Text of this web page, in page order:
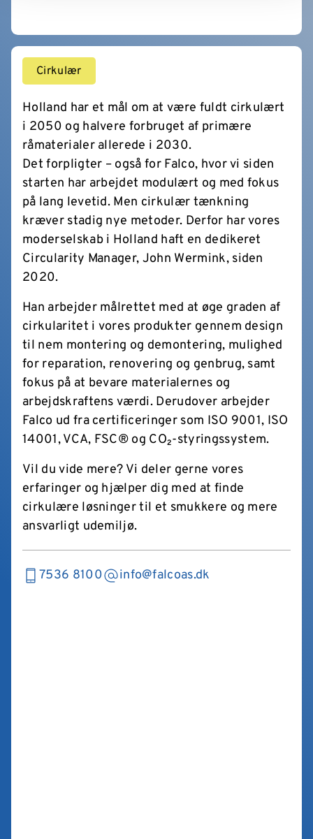
Cirkulær
Holland har et mål om at være fuldt cirkulært
i 2050 og halvere forbruget af primære
råmaterialer allerede i 2030.
Det forpligter – også for Falco, hvor vi siden
starten har arbejdet modulært og med fokus
på lang levetid. Men cirkulær tænkning
kræver stadig nye metoder. Derfor har vores
moderselskab i Holland haft en dedikeret
Circularity Manager, John Wermink, siden
2020.
Han arbejder målrettet med at øge graden af
cirkularitet i vores produkter gennem design
til nem montering og demontering, mulighed
for reparation, renovering og genbrug, samt
fokus på at bevare materialernes og
arbejdskraftens værdi. Derudover arbejder
Falco ud fra certificeringer som ISO 9001, ISO
14001, VCA, FSC® og CO₂-styringssystem.
Vil du vide mere? Vi deler gerne vores
erfaringer og hjælper dig med at finde
cirkulære løsninger til et smukkere og mere
ansvarligt udemiljø.
7536 8100 info@falcoas.dk